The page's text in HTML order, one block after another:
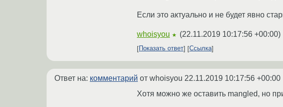
Если это актуально и не будет явно
whoisyou ★ (22.11.2019 10:17:56 +00:00)
Показать ответ Ссылка
Ответ на: комментарий от whoisyou 22.11.2019 10:17:56 +00:00
Хотя можно же оставить mangled, но